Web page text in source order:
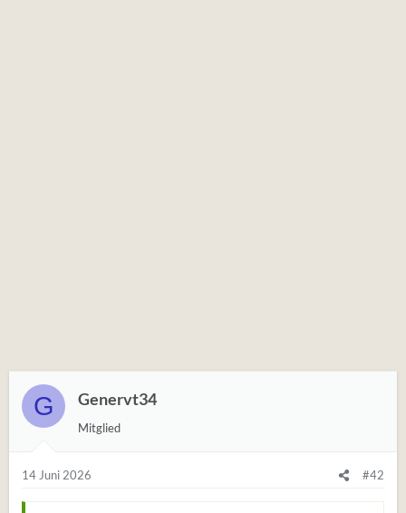
G Genervt34
Mitglied
14 Juni 2026 #42